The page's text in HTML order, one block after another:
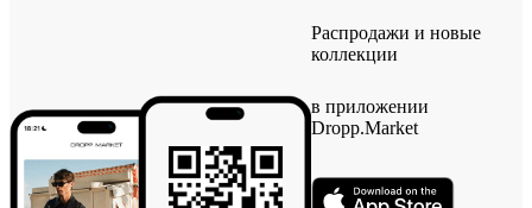
Распродажи и новые
коллекции
в приложении
Dropp.Market